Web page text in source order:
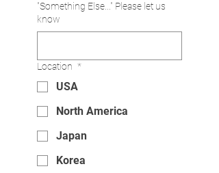
"Something Else..." Please let us
know
Location *
USA
North America
Japan
Korea